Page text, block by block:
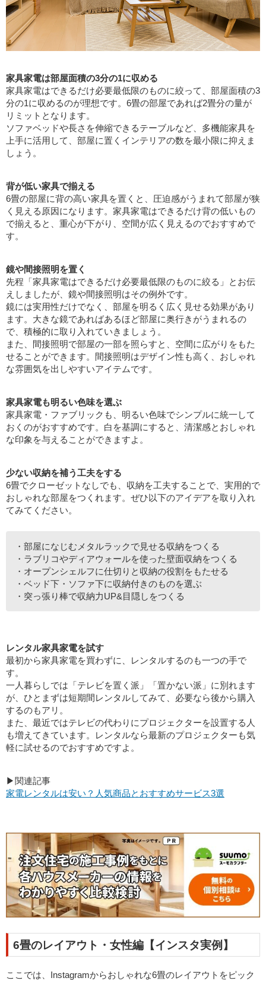
家具家電は部屋面積の3分の1に収める
家具家電はできるだけ必要最低限のものに絞って、部屋面積の3
分の1に収めるのが理想です。6畳の部屋であれば2畳分の量が
リミットとなります。
ソファベッドや長さを伸縮できるテーブルなど、多機能家具を
上手に活用して、部屋に置くインテリアの数を最小限に抑えま
しょう。
背が低い家具で揃える
6畳の部屋に背の高い家具を置くと、圧迫感がうまれて部屋が狭
く見える原因になります。家具家電はできるだけ背の低いもの
で揃えると、重心が下がり、空間が広く見えるのでおすすめで
す。
鏡や間接照明を置く
先程「家具家電はできるだけ必要最低限のものに絞る」とお伝
えしましたが、鏡や間接照明はその例外です。
鏡には実用性だけでなく、部屋を明るく広く見せる効果があり
ます。大きな鏡であればあるほど部屋に奥行きがうまれるの
で、積極的に取り入れていきましょう。
また、間接照明で部屋の一部を照らすと、空間に広がりをもた
せることができます。間接照明はデザイン性も高く、おしゃれ
な雰囲気を出しやすいアイテムです。
家具家電も明るい色味を選ぶ
家具家電・ファブリックも、明るい色味でシンプルに統一して
おくのがおすすめです。白を基調にすると、清潔感とおしゃれ
な印象を与えることができますよ。
少ない収納を補う工夫をする
6畳でクローゼットなしでも、収納を工夫することで、実用的で
おしゃれな部屋をつくれます。ぜひ以下のアイデアを取り入れ
てみてください。
・部屋になじむメタルラックで見せる収納をつくる
・ラブリコやディアウォールを使った壁面収納をつくる
・オープンシェルフに仕切りと収納の役割をもたせる
・ベッド下・ソファ下に収納付きのものを選ぶ
・突っ張り棒で収納力UP&目隠しをつくる
レンタル家具家電を試す
最初から家具家電を買わずに、レンタルするのも一つの手で
す。
一人暮らしでは「テレビを置く派」「置かない派」に別れます
が、ひとまずは短期間レンタルしてみて、必要なら後から購入
するのもアリ。
また、最近ではテレビの代わりにプロジェクターを設置する人
も増えてきています。レンタルなら最新のプロジェクターも気
軽に試せるのでおすすめですよ。
▶関連記事
家電レンタルは安い？人気商品とおすすめサービス3選
6畳のレイアウト・女性編【インスタ実例】
ここでは、Instagramからおしゃれな6畳のレイアウトをピック